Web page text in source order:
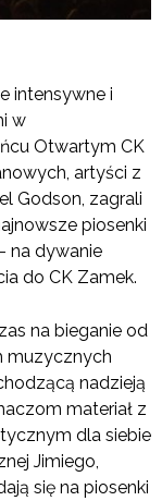
intensywne i
w
Otwartym CK
artyści z
Godson, zagrali
piosenki
na dywanie
do CK Zamek.
na bieganie od
muzycznych
nadzieją
materiał z
dla siebie
Jimiego,
się na piosenki